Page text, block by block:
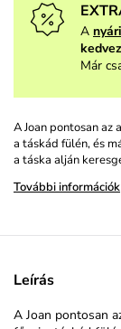
A
Már
A Joan pontosan
a táskád fülén, és
a táska alján
További információk
Leírás
A Joan pontosan